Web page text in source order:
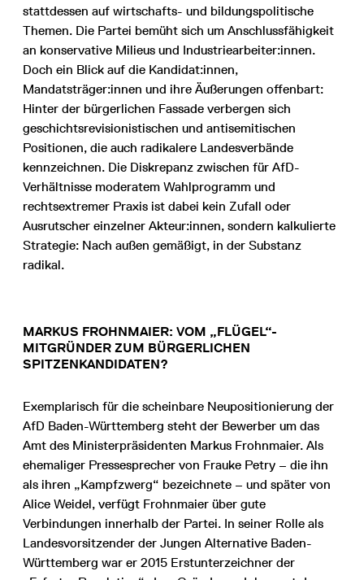
stattdessen auf wirtschafts- und bildungspolitische
Themen. Die Partei bemüht sich um Anschlussfähigkeit
an konservative Milieus und Industriearbeiter:innen.
Doch ein Blick auf die Kandidat:innen,
Mandatsträger:innen und ihre Äußerungen offenbart:
Hinter der bürgerlichen Fassade verbergen sich
geschichtsrevisionistischen und antisemitischen
Positionen, die auch radikalere Landesverbände
kennzeichnen. Die Diskrepanz zwischen für AfD-
Verhältnisse moderatem Wahlprogramm und
rechtsextremer Praxis ist dabei kein Zufall oder
Ausrutscher einzelner Akteur:innen, sondern kalkulierte
Strategie: Nach außen gemäßigt, in der Substanz
radikal.
MARKUS FROHNMAIER: VOM „FLÜGEL“-
MITGRÜNDER ZUM BÜRGERLICHEN
SPITZENKANDIDATEN?
Exemplarisch für die scheinbare Neupositionierung der
AfD Baden-Württemberg steht der Bewerber um das
Amt des Ministerpräsidenten Markus Frohnmaier. Als
ehemaliger Pressesprecher von Frauke Petry – die ihn
als ihren „Kampfzwerg“ bezeichnete – und später von
Alice Weidel, verfügt Frohnmaier über gute
Verbindungen innerhalb der Partei. In seiner Rolle als
Landesvorsitzender der Jungen Alternative Baden-
Württemberg war er 2015 Erstunterzeichner der